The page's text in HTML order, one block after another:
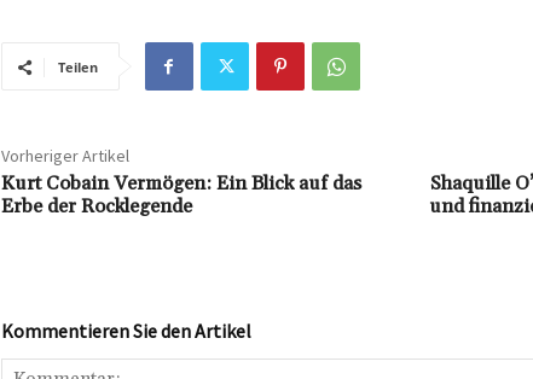
Teilen
Vorheriger Artikel
Kurt Cobain Vermögen: Ein Blick auf das
Erbe der Rocklegende
Shaquille
und
Kommentieren Sie den Artikel